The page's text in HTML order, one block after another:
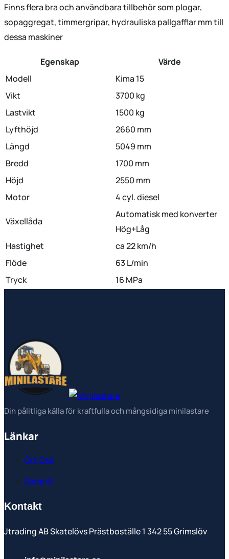
Finns flera bra och användbara tillbehör som plogar,
sopaggregat, timmergripar, hydrauliska pallgafflar mm till
dessa maskiner
Egenskap
Värde
Modell
Kima 15
Vikt
3700 kg
Lastvikt
1500 kg
Lyfthöjd
2660 mm
Längd
5049 mm
Bredd
1700 mm
Höjd
2550 mm
Motor
4 cyl. diesel
Växellåda
Automatisk med konverter
Hög+Låg
Hastighet
ca 22 km/h
Flöde
63 L/min
Tryck
16 MPa
Din pålitliga källa för kraftfulla och mångsidiga minilastare
Länkar
Om Oss
Garanti
Kontakt
Jtrading AB Skatelövs Prästboställe 1 342 55 Grimslöv